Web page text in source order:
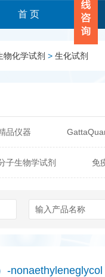
首 页
物化学试剂 > 生化试剂
品仪器
Sterlitech
子生物学试剂 免
-